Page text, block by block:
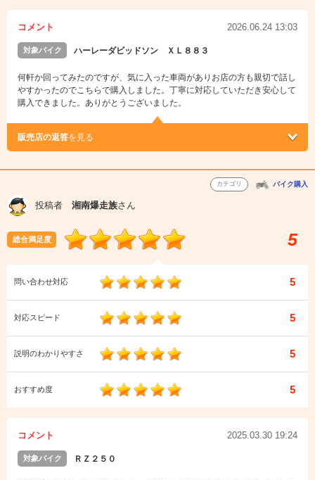
コメント 2026.06.24 13:03
対象バイク ハーレーダビッドソン ＸＬ８８３
何軒か回ってみたのですが、気に入った車両がありお店の方も親切で話し
やすかったのでこちらで購入しました。丁寧に対応していただき安心して
購入できました。ありがとうございました。
販売店の返答を見る
カテゴリ バイク購入
投稿者 湘南爆走族さん
総合満足度 5
問い合わせ対応 5
対応スピード 5
説明のわかりやすさ 5
おすすめ度 5
コメント 2025.03.30 19:24
対象バイク ＲＺ２５０